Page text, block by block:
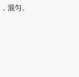
混匀。